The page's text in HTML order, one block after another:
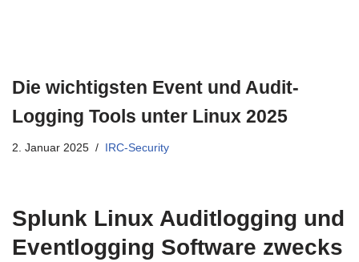
Die wichtigsten Event und Audit-
Logging Tools unter Linux 2025
2. Januar 2025 IRC-Security
Splunk Linux Auditlogging und
Eventlogging Software zwecks